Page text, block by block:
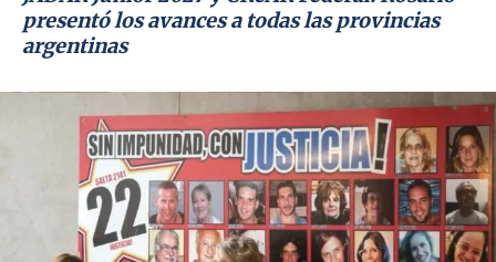
presentó los avances a todas las provincias
argentinas